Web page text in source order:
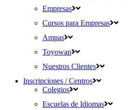
Empresas
Cursos para Empresas
Ampas
Toyowan
Nuestros Clientes
Inscripciones / Centros
Colegios
Escuelas de Idiomas